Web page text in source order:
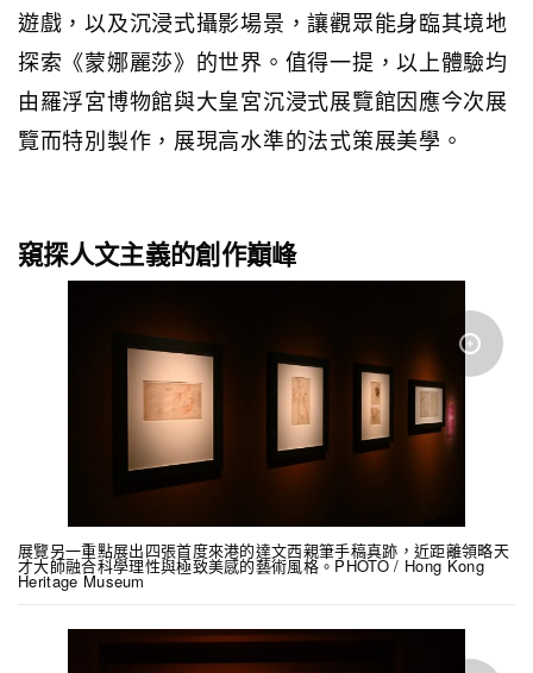
遊戲，以及沉浸式攝影場景，讓觀眾能身臨其境地
探索《蒙娜麗莎》的世界。值得一提，以上體驗均
由羅浮宮博物館與大皇宮沉浸式展覽館因應今次展
覽而特別製作，展現高水準的法式策展美學。
窺探人文主義的創作巔峰
展覽另一重點展出四張首度來港的達文西親筆手稿真跡，近距離領略天
才大師融合科學理性與極致美感的藝術風格。PHOTO / Hong Kong
Heritage Museum